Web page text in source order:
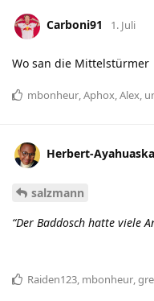
Carboni91 1. Juli
Wo san die Mittelstürmer
mbonheur,Aphox,Alex,
Herbert-Ayahuaska
salzmann
“Der Baddosch hatte viele
Raiden123, mbonheur,